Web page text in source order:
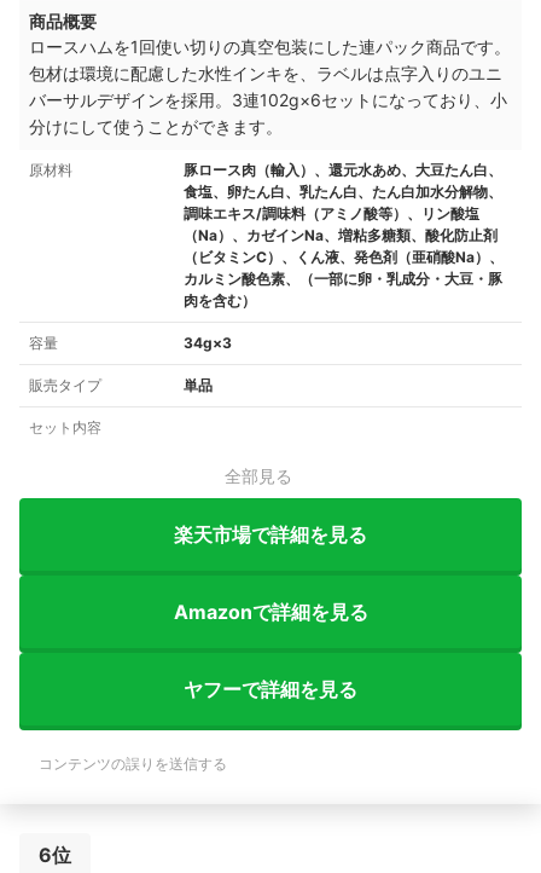
商品概要
ロースハムを1回使い切りの真空包装にした連パック商品です。
包材は環境に配慮した水性インキを、ラベルは点字入りのユニ
バーサルデザインを採用。3連102g×6セットになっており、小
分けにして使うことができます。
原材料
豚ロース肉（輸入）、還元水あめ、大豆たん白、
食塩、卵たん白、乳たん白、たん白加水分解物、
調味エキス/調味料（アミノ酸等）、リン酸塩
（Na）、カゼインNa、増粘多糖類、酸化防止剤
（ビタミンC）、くん液、発色剤（亜硝酸Na）、
カルミン酸色素、（一部に卵・乳成分・大豆・豚
肉を含む）
容量 34g×3
販売タイプ 単品
セット内容
全部見る
楽天市場で詳細を見る
Amazonで詳細を見る
ヤフーで詳細を見る
コンテンツの誤りを送信する
6位